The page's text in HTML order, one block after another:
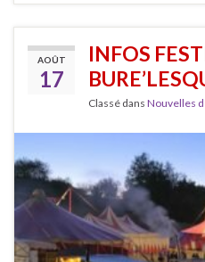
AOÛT
17
INFOS
Classé dans Nouvelles